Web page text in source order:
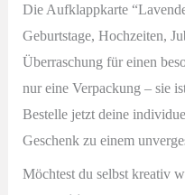
Die Aufklappkarte
Geburtstage, Hochzeiten,
Überraschung für einen
nur eine Verpackung – sie
Bestelle jetzt deine
Geschenk zu einem
Möchtest du selbst kreativ